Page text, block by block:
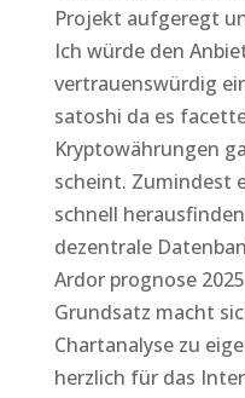
Projekt aufgeregt
Ich würde den
vertrauenswürdig
satoshi da es
Kryptowährungen
scheint. Zumindest
schnell
dezentrale
Ardor prognose
Grundsatz macht
Chartanalyse zu
herzlich für das